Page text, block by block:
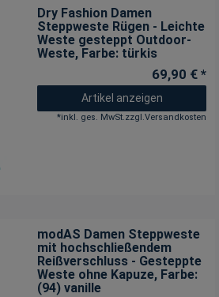
Dry Fashion Damen
Steppweste Rügen - Leichte
Weste gesteppt Outdoor-
Weste, Farbe: türkis
69,90 € *
Artikel anzeigen
*inkl. ges. MwSt.zzgl.Versandkosten
modAS Damen Steppweste
mit hochschließendem
Reißverschluss - Gesteppte
Weste ohne Kapuze, Farbe:
(94) vanille